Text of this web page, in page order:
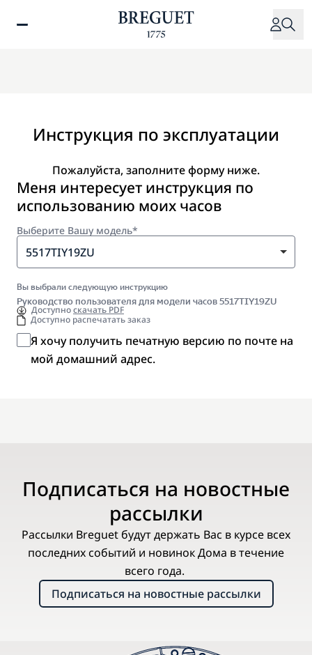
Инструкция по эксплуатации
Пожалуйста, заполните форму ниже.
Меня интересует инструкция по
использованию моих часов
Выберите Вашу модель*
5517TIY19ZU
Вы выбрали следующую инструкцию
Руководство пользователя для модели часов 5517TIY19ZU
Доступноскачать PDF
Доступно распечатать заказ
Я хочу получить печатную версию по почте на
мой домашний адрес.
Подписаться на новостные
рассылки
Рассылки Breguet будут держать Вас в курсе всех
последних событий и новинок Дома в течение
всего года.
Подписаться на новостные рассылки